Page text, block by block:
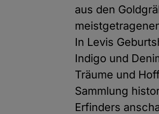
aus den
In Levis
Indigo und
Träume und
Sammlung
Erfinders